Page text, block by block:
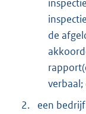
de
2.
een